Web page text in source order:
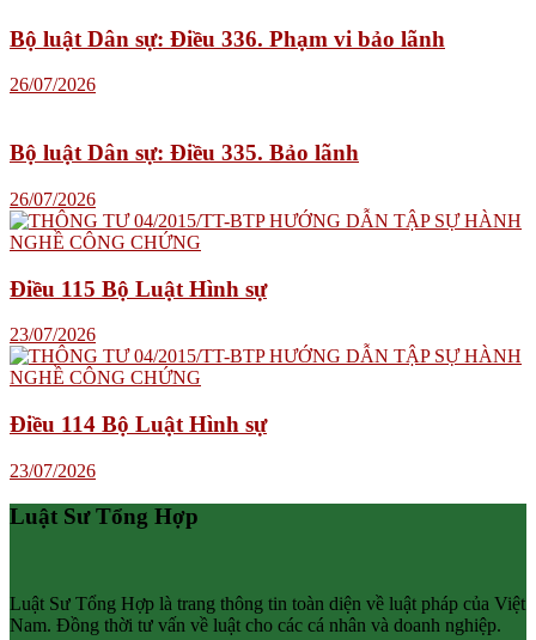
Bộ luật Dân sự: Điều 336. Phạm vi bảo lãnh
26/07/2026
Bộ luật Dân sự: Điều 335. Bảo lãnh
26/07/2026
Điều 115 Bộ Luật Hình sự
23/07/2026
Điều 114 Bộ Luật Hình sự
23/07/2026
Luật Sư Tổng Hợp
Luật Sư Tổng Hợp là trang thông tin toàn diện về luật pháp của Việt
Nam. Đồng thời tư vấn về luật cho các cá nhân và doanh nghiệp.